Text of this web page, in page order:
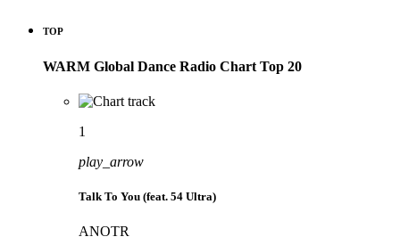
TOP
WARM Global Dance Radio Chart Top 20
1
play_arrow
Talk To You (feat. 54 Ultra)
ANOTR